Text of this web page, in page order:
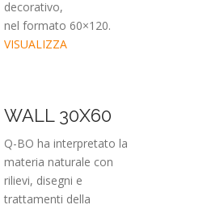
decorativo,
nel formato 60×120.
VISUALIZZA
WALL 30X60
Q-BO ha interpretato la
materia naturale con
rilievi, disegni e
trattamenti della